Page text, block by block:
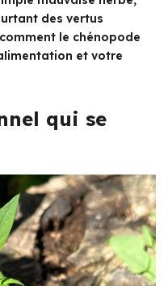
des vertus
le chénopode
et votre
qui se